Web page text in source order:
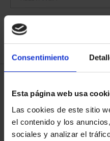
Consentimiento
Esta página web usa
Las cookies de este sitio
el contenido y los
sociales y analizar el
ORDENAR POR: